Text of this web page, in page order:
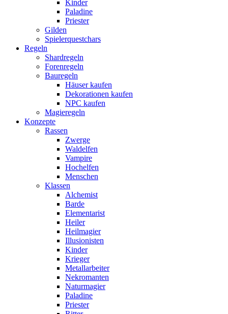
Kinder
Paladine
Priester
Gilden
Spielerquestchars
Regeln
Shardregeln
Forenregeln
Bauregeln
Häuser kaufen
Dekorationen kaufen
NPC kaufen
Magieregeln
Konzepte
Rassen
Zwerge
Waldelfen
Vampire
Hochelfen
Menschen
Klassen
Alchemist
Barde
Elementarist
Heiler
Heilmagier
Illusionisten
Kinder
Krieger
Metallarbeiter
Nekromanten
Naturmagier
Paladine
Priester